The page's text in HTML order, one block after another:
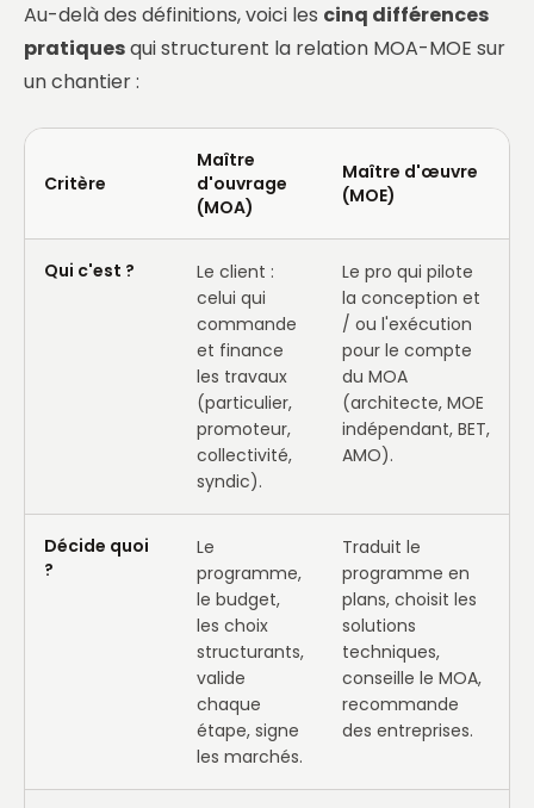
Au-delà des définitions, voici les cinq différences
pratiquesqui structurent la relation MOA-MOE sur
un chantier :
Critère
Maître
d'ouvrage
(MOA)
Maître d'œuvre
(MOE)
Qui c'est ?
Le client :
celui qui
commande
et finance
les travaux
(particulier,
promoteur,
collectivité,
syndic).
Le pro qui pilote
la conception et
/ ou l'exécution
pour le compte
du MOA
(architecte, MOE
indépendant, BET,
AMO).
Décide quoi
?
Le
programme,
le budget,
les choix
structurants,
valide
chaque
étape, signe
les marchés.
Traduit le
programme en
plans, choisit les
solutions
techniques,
conseille le MOA,
recommande
des entreprises.